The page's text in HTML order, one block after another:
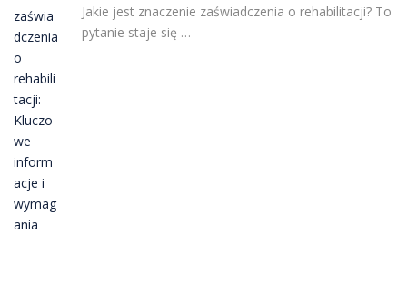
Jakie jest znaczenie zaświadczenia o rehabilitacji? To
pytanie staje się …